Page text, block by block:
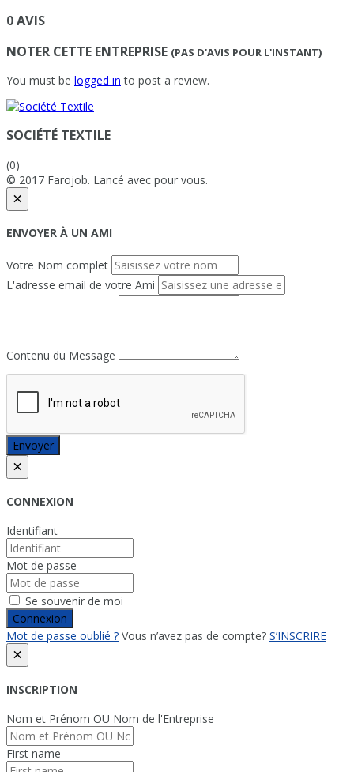
0 AVIS
NOTER CETTE ENTREPRISE (PAS D'AVIS POUR L'INSTANT)
You must be logged in to post a review.
SOCIÉTÉ TEXTILE
(0)
© 2017 Farojob. Lancé avec pour vous.
×
ENVOYER À UN AMI
Votre Nom complet
L'adresse email de votre Ami
Contenu du Message
Envoyer
×
CONNEXION
Identifiant
Mot de passe
Se souvenir de moi
Connexion
Mot de passe oublié ? Vous n’avez pas de compte? S’INSCRIRE
×
INSCRIPTION
Nom et Prénom OU Nom de l'Entreprise
First name